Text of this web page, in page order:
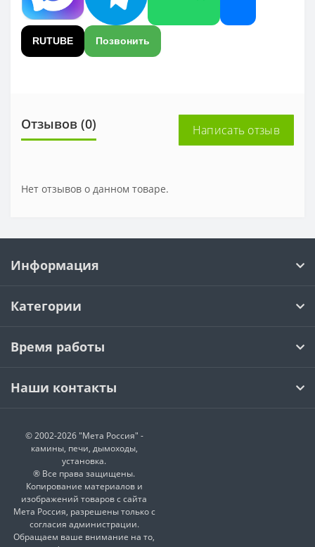
RUTUBE Позвонить
Отзывов (0) Написать отзыв
Нет отзывов о данном товаре.
Информация
Категории
Время работы
Наши контакты
© 2002-2026 "Мета Россия" -
камины, печи, дымоходы,
установка.
® Все права защищены.
Копирование материалов и
изображений товаров с сайта
Мета Россия, разрешены только с
согласия администрации.
Обращаем ваше внимание на то,